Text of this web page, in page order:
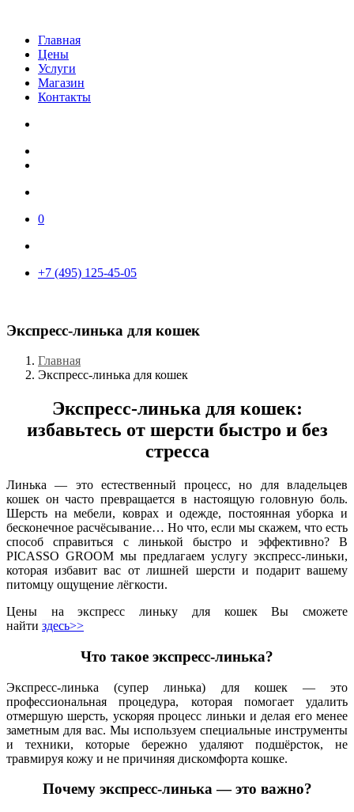
Главная
Цены
Услуги
Магазин
Контакты
0
+7 (495) 125-45-05
Экспресс-линька для кошек
Главная
Экспресс-линька для кошек
Экспресс-линька для кошек:
избавьтесь от шерсти быстро и без
стресса
Линька — это естественный процесс, но для владельцев
кошек он часто превращается в настоящую головную боль.
Шерсть на мебели, коврах и одежде, постоянная уборка и
бесконечное расчёсывание… Но что, если мы скажем, что есть
способ справиться с линькой быстро и эффективно? В
PICASSO GROOM мы предлагаем услугу экспресс-линьки,
которая избавит вас от лишней шерсти и подарит вашему
питомцу ощущение лёгкости.
Цены на экспресс линьку для кошек Вы сможете
найти здесь>>
Что такое экспресс-линька?
Экспресс-линька (супер линька) для кошек — это
профессиональная процедура, которая помогает удалить
отмершую шерсть, ускоряя процесс линьки и делая его менее
заметным для вас. Мы используем специальные инструменты
и техники, которые бережно удаляют подшёрсток, не
травмируя кожу и не причиняя дискомфорта кошке.
Почему экспресс-линька — это важно?